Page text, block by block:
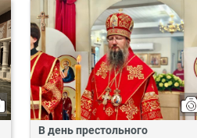
В день престольного